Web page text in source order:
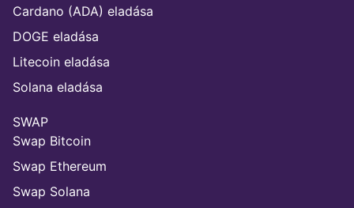
Cardano (ADA) eladása
DOGE eladása
Litecoin eladása
Solana eladása
SWAP
Swap Bitcoin
Swap Ethereum
Swap Solana